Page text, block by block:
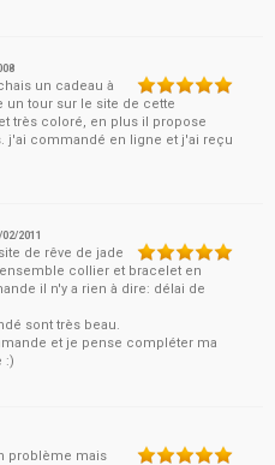
un cadeau à
un tour sur le site de cette
très coloré, en plus il propose
j'ai commandé en ligne et j'ai reçu
02/2011
de rêve de jade
collier et bracelet en
il n'y a rien à dire: délai de
sont très beau.
et je pense compléter ma
:)
problème mais